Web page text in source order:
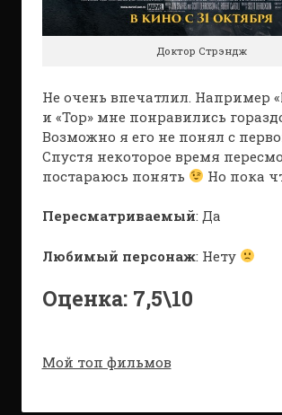
Доктор Стрэндж
Не очень впечатлил. Например
и «Тор» мне понравились
Возможно я его не понял с
Спустя некоторое время
постараюсь понять
Но пока
Пересматриваемый: Да
Любимый персонаж: Нету
Оценка: 7,5\10
Мой топ фильмов